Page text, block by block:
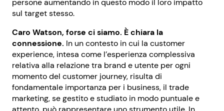
persone aumentando in questo modo il loro impatto
sul target stesso.
Caro Watson, forse ci siamo. È chiara la
connessione. In un contesto in cui la customer
experience, intesa come l’esperienza complessiva
relativa alla relazione tra brand e utente per ogni
momento del customer journey, risulta di
fondamentale importanza per i business, il trade
marketing, se gestito e studiato in modo puntuale e